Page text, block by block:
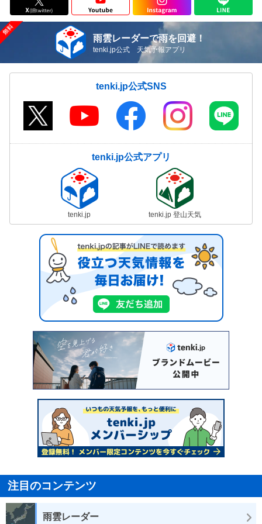
雨雲レーダーで雨を回避！
tenki.jp公式 天気予報アプリ
tenki.jp公式SNS
tenki.jp公式アプリ
tenki.jp tenki.jp 登山天気
注目のコンテンツ
雨雲レーダー